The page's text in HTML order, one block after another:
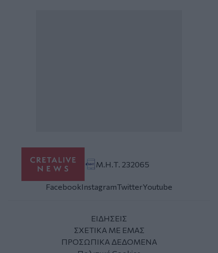
Μ.Η.Τ. 232065
FacebookInstagramTwitterYoutube
ΕΙΔΗΣΕΙΣ
ΣΧΕΤΙΚΑ ΜΕ ΕΜΑΣ
ΠΡΟΣΩΠΙΚΑ ΔΕΔΟΜΕΝΑ